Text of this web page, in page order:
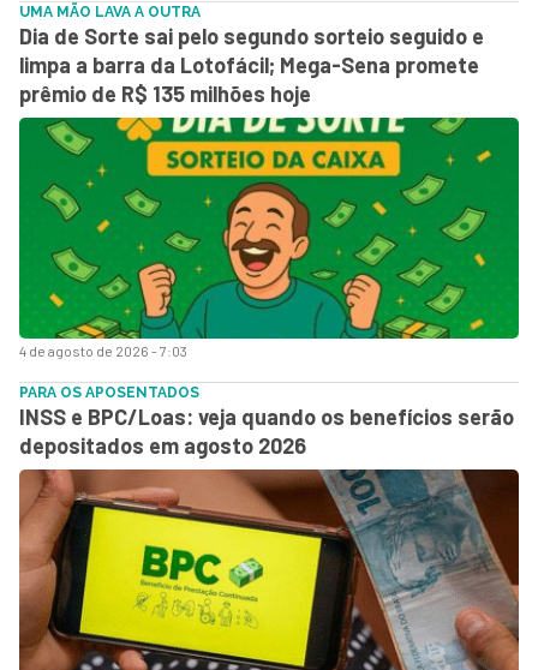
4 de agosto de 2026 - 7:03
UMA MÃO LAVA A OUTRA
Dia de Sorte sai pelo segundo sorteio seguido e
limpa a barra da Lotofácil; Mega-Sena promete
prêmio de R$ 135 milhões hoje
PARA OS APOSENTADOS
INSS e BPC/Loas: veja quando os benefícios serão
depositados em agosto 2026